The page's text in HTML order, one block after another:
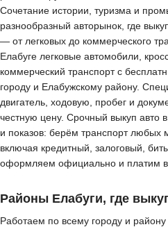
Сочетание истории, туризма и
разнообразный авторынок, где
— от легковых до коммерческого
Елабуге легковые автомобили,
коммерческий транспорт с
городу и Елабужскому району.
двигатель, ходовую, пробег и
честную цену. Срочный выкуп авто
и показов: берём транспорт любых
включая кредитный, залоговый,
оформляем официально и платим
Районы Елабуги, где
Работаем по всему городу и